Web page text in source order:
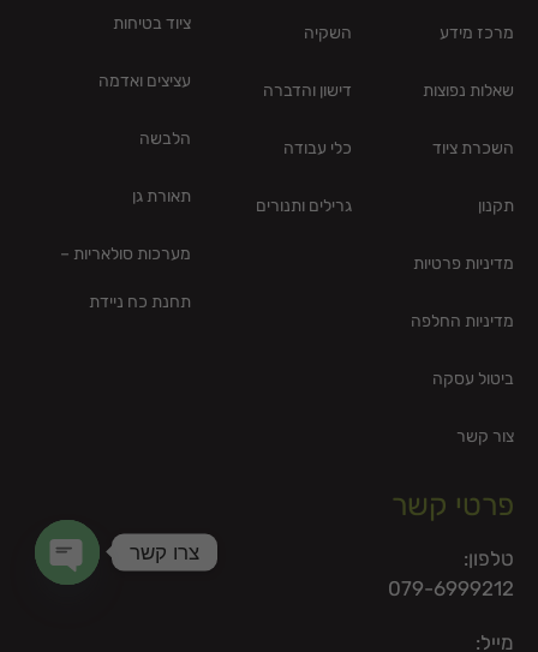
מרכז מידע
שאלות נפוצות
השכרת ציוד
תקנון
מדיניות פרטיות
מדיניות החלפה
ביטול עסקה
צור קשר
השקיה
דישון והדברה
כלי עבודה
גרילים ותנורים
ציוד בטיחות
עציצים ואדמה
הלבשה
תאורת גן
מערכות סולאריות –
תחנת כח ניידת
פרטי קשר
טלפון:
079-6999212
מייל:
צרו קשר